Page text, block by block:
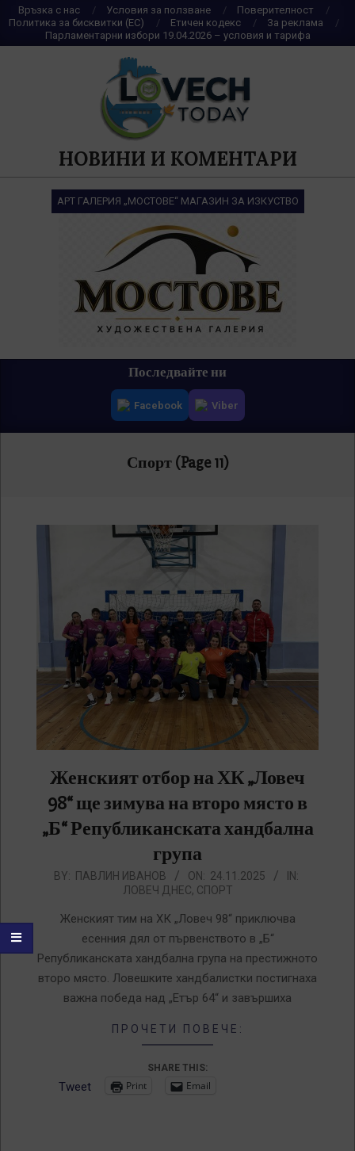
Skip
to
content
Връзка с нас Условия за ползване
Поверителност
Политика за бисквитки (ЕС)
Етичен кодекс
За реклама
Парламентарни избори 19.04.2026 – условия и тарифа
НОВИНИ И КОМЕНТАРИ
АРТ ГАЛЕРИЯ „МОСТОВЕ“ МАГАЗИН ЗА ИЗКУСТВО
Последвайте ни
Facebook Viber
Спорт (Page 11)
Женският отбор на ХК „Ловеч
98“ ще зимува на второ място в
„Б“ Републиканската хандбална
група
2025-
BY: ПАВЛИН ИВАНОВ ON: 24.11.2025
IN:
ЛОВЕЧ ДНЕС, СПОРТ
Женският тим на ХК „Ловеч 98“ приключва
есенния дял от първенството в „Б“
Републиканската хандбална група на престижното
второ място. Ловешките хандбалистки постигнаха
важна победа над „Етър 64“ и завършиха
ПРОЧЕТИ ПОВЕЧЕ:
SHARE THIS:
Tweet Print Email